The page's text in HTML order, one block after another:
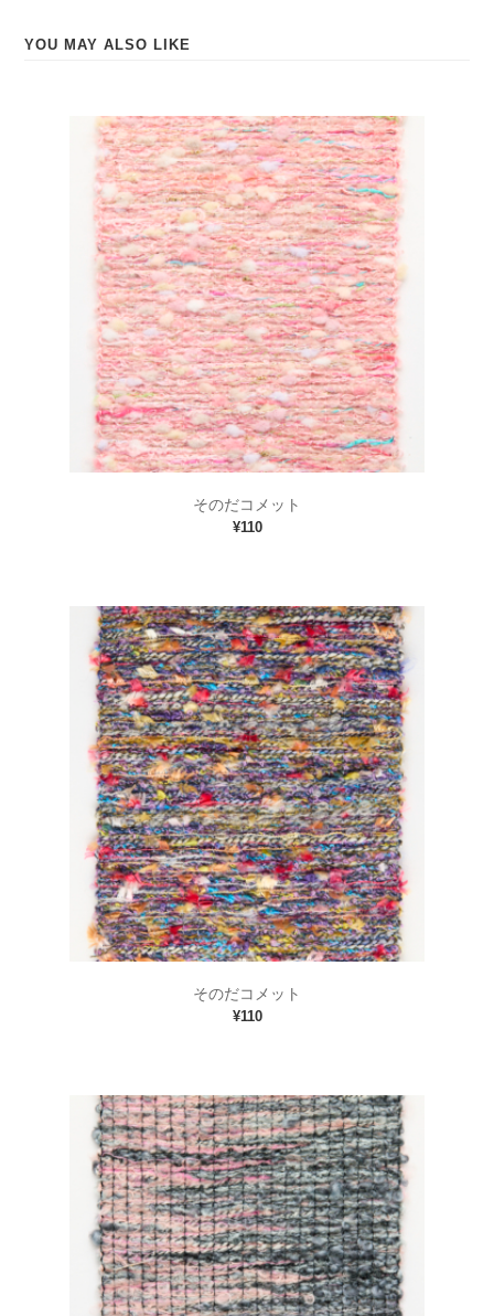
事業紹介
itomotiとは？
ご提案事例
糸の辞典
基礎用語
特殊な糸
機能・物性
その他の糸加工
ファッション
布・生地
0
ログイン・会員登録
YOU MAY ALSO LIKE
そのだコメット
¥110
そのだコメット
¥110